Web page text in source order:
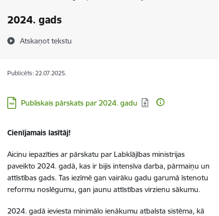
2024. gads
Atskaņot tekstu
Publicēts: 22.07.2025.
Lejupielādēt:
Publiskais pārskats par 2024. gadu
Cienījamais lasītāj!
Aicinu iepazīties ar pārskatu par Labklājības ministrijas
paveikto 2024. gadā, kas ir bijis intensīva darba, pārmaiņu un
attīstības gads. Tas iezīmē gan vairāku gadu garumā īstenotu
reformu noslēgumu, gan jaunu attīstības virzienu sākumu.
2024. gadā ieviesta minimālo ienākumu atbalsta sistēma, kā